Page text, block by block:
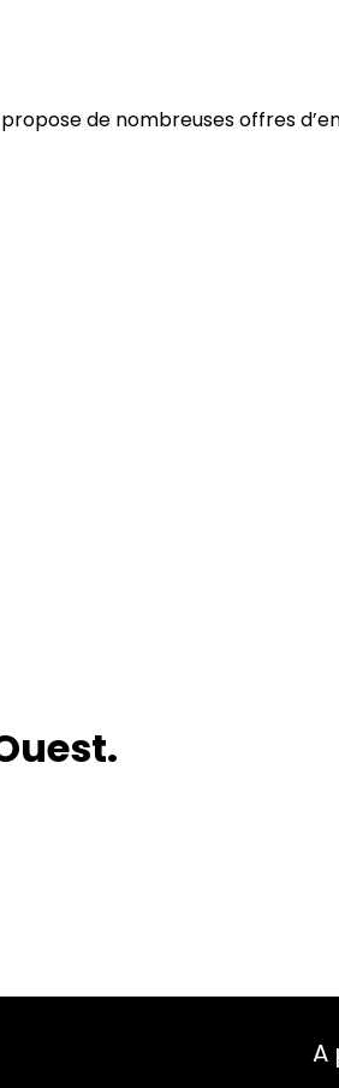
propose de nombreuses offres
A